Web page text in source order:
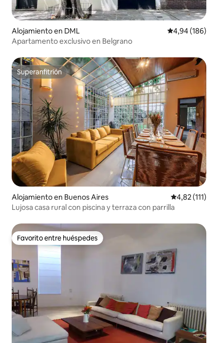
Alojamiento en DML Calificación
4,94 (186)
Apartamento exclusivo en Belgrano
Superanfitrión
Superanfitrión
Alojamiento en Buenos Aires Calificación
4,82 (111)
Lujosa casa rural con piscina y terraza con parrilla
Favorito entre huéspedes
Favorito entre huéspedes